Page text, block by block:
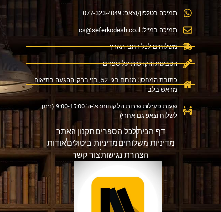
דף הביתלכל הספריםתקנון האתר
מדיניות משלוחיםמדיניות ביטוליםאודות
הצהרת נגישותצור קשר
תמיכה בטלפון/וצאפ: 077-323-4049
תמיכה במייל:cs@seferkodesh.co.il
משלוחים לכל רחבי הארץ
הטבעות והקדשות על ספרים
כתובת המחסן: מנחם בגין 52, בני ברק. ההגעה בתיאום
מראש בלבד
שעות פעילות שירות הלקוחות: א'-ה' 9:00-15:00 (ניתן
לשלוח וצאפ גם אחרי)